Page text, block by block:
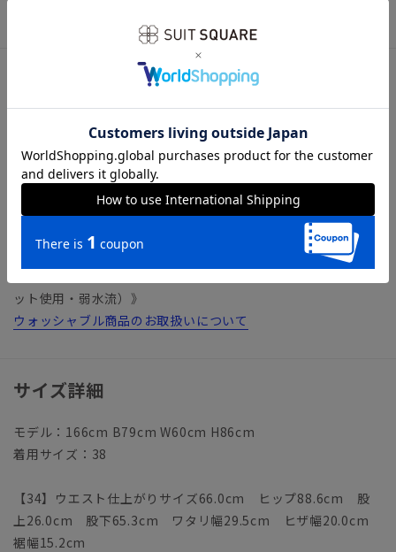
スは別売りとなります。）
ジャケット：T3501J1 スカート：T3501S1 ブラウス：
W3502T1 ワンピース：W3502D1
【裾】シングル仕上げ（裾上げは受付対象外となります。）
ット使用・弱水流）》
ウォッシャブル商品のお取扱いについて
サイズ詳細
モデル：166cm B79cm W60cm H86cm
着用サイズ：38
【34】ウエスト仕上がりサイズ66.0cm ヒップ88.6cm 股
上26.0cm 股下65.3cm ワタリ幅29.5cm ヒザ幅20.0cm
裾幅15.2cm